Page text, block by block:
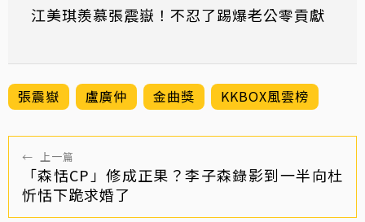
江美琪羨慕張震嶽！不忍了踢爆老公零貢獻
張震嶽 盧廣仲 金曲獎 KKBOX風雲榜
← 上一篇
「森恬CP」修成正果？李子森錄影到一半向杜
忻恬下跪求婚了